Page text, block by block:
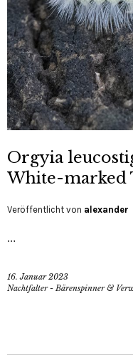
Orgyia
White-marked
Veröffentlicht von alexander
…
16. Januar 2023
Nachtfalter - Bärenspinner &